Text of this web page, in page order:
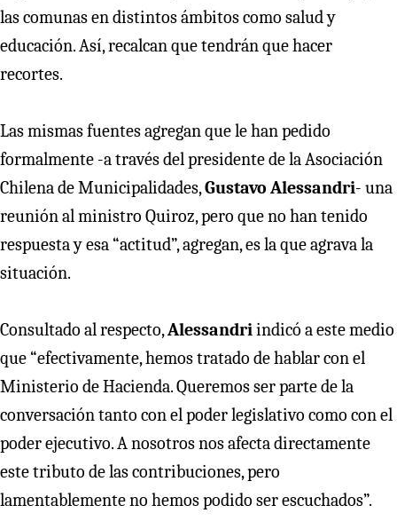
las comunas en distintos ámbitos como salud y
educación. Así, recalcan que tendrán que hacer
recortes.
Las mismas fuentes agregan que le han pedido
formalmente -a través del presidente de la Asociación
Chilena de Municipalidades,Gustavo Alessandri- una
reunión al ministro Quiroz, pero que no han tenido
respuesta y esa “actitud”, agregan, es la que agrava la
situación.
Consultado al respecto,Alessandriindicó a este medio
que “efectivamente, hemos tratado de hablar con el
Ministerio de Hacienda. Queremos ser parte de la
conversación tanto con el poder legislativo como con el
poder ejecutivo. A nosotros nos afecta directamente
este tributo de las contribuciones, pero
lamentablemente no hemos podido ser escuchados”.